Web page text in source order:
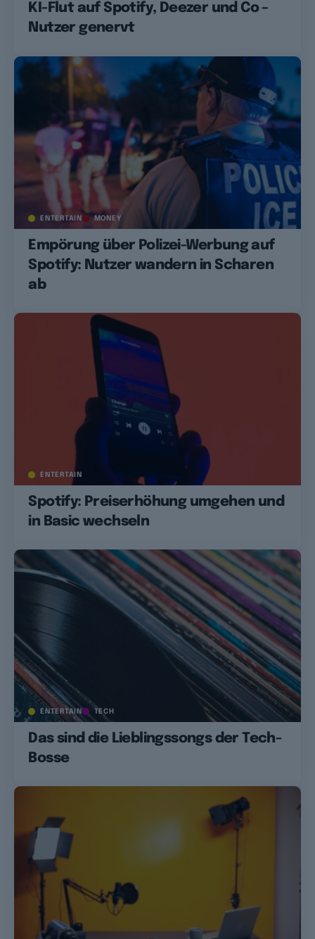
KI-Flut auf Spotify, Deezer und Co –
Nutzer genervt
ENTERTAIN MONEY
Empörung über Polizei-Werbung auf
Spotify: Nutzer wandern in Scharen
ab
ENTERTAIN
Spotify: Preiserhöhung umgehen und
in Basic wechseln
ENTERTAIN TECH
Das sind die Lieblingssongs der Tech-
Bosse